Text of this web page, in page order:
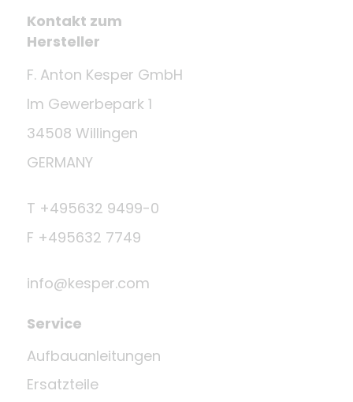
Kontakt zum
Hersteller
F. Anton Kesper GmbH
Im Gewerbepark 1
34508 Willingen
GERMANY
T +495632 9499-0
F +495632 7749
info@kesper.com
Service
Aufbauanleitungen
Ersatzteile